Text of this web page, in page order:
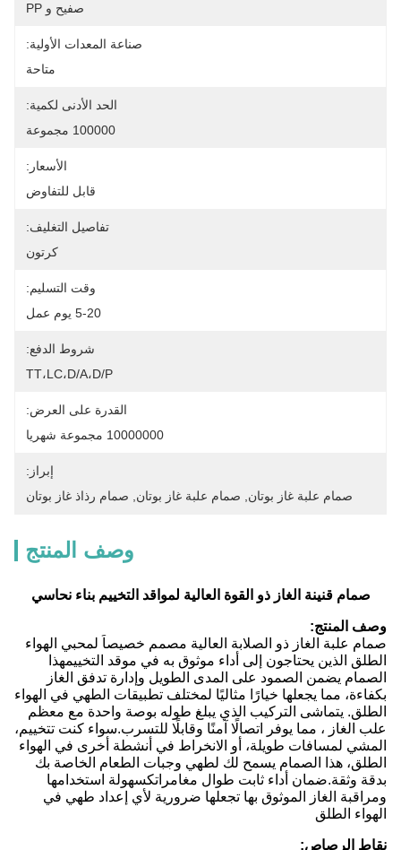
صفيح و PP
صناعة المعدات الأولية:
متاحة
الحد الأدنى لكمية:
100000 مجموعة
الأسعار:
قابل للتفاوض
تفاصيل التغليف:
كرتون
وقت التسليم:
5-20 يوم عمل
شروط الدفع:
TT،LC،D/A،D/P
القدرة على العرض:
10000000 مجموعة شهريا
إبراز:
صمام علبة غاز بوتان
صمام علبة غاز بوتان صمام رذاذ غاز بوتان
وصف المنتج
صمام قنينة الغاز ذو القوة العالية لمواقد التخييم بناء نحاسي
وصف المنتج:
صمام علبة الغاز ذو الصلابة العالية مصمم خصيصاً لمحبي الهواء
الطلق الذين يحتاجون إلى أداء موثوق به في موقد التخييمهذا
الصمام يضمن الصمود على المدى الطويل وإدارة تدفق الغاز
بكفاءة، مما يجعلها خيارًا مثاليًا لمختلف تطبيقات الطهي في الهواء
الطلق. يتماشى التركيب الذي يبلغ طوله بوصة واحدة مع معظم
علب الغاز ، مما يوفر اتصالًا آمنًا وقابلًا للتسرب.سواء كنت تتخييم،
المشي لمسافات طويلة، أو الانخراط في أنشطة أخرى في الهواء
الطلق، هذا الصمام يسمح لك لطهي وجبات الطعام الخاصة بك
بدقة وثقة.ضمان أداء ثابت طوال مغامراتكسهولة استخدامها
ومراقبة الغاز الموثوق بها تجعلها ضرورية لأي إعداد طهي في
الهواء الطلق
نقاط الرصاص: